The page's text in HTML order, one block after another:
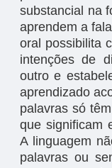
substancial na
aprendem a
oral possibilita
intenções de
outro e
aprendizado
palavras só
que significam
A linguagem
palavras ou